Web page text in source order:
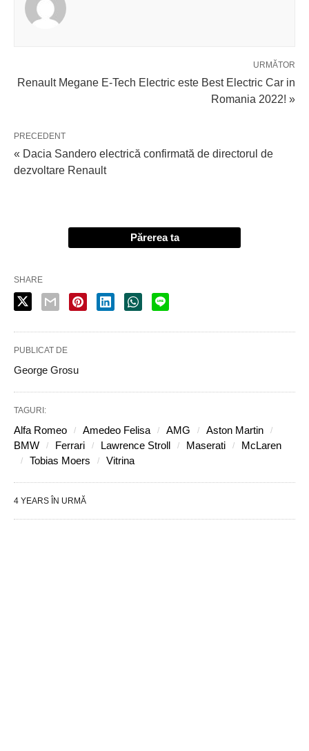
URMĂTOR
Renault Megane E-Tech Electric este Best Electric Car in
Romania 2022! »
PRECEDENT
« Dacia Sandero electrică confirmată de directorul de
dezvoltare Renault
Părerea ta
SHARE
PUBLICAT DE
George Grosu
TAGURI:
Alfa Romeo Amedeo Felisa AMG
Aston Martin
BMW
Ferrari Lawrence Stroll Maserati
McLaren
Tobias Moers
Vitrina
4 YEARS ÎN URMĂ